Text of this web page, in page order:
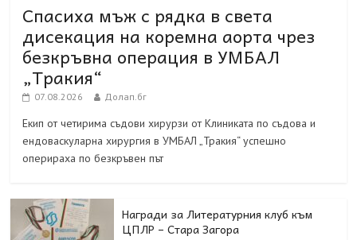
Спасиха мъж с рядка в света
дисекация на коремна аорта чрез
безкръвна операция в УМБАЛ
„Тракия“
07.08.2026 Долап.бг
Екип от четирима съдови хирурзи от Клиниката по съдова и
ендоваскуларна хирургия в УМБАЛ „Тракия“ успешно
оперираха по безкръвен път
Награди за Литературния клуб към
ЦПЛР – Стара Загора